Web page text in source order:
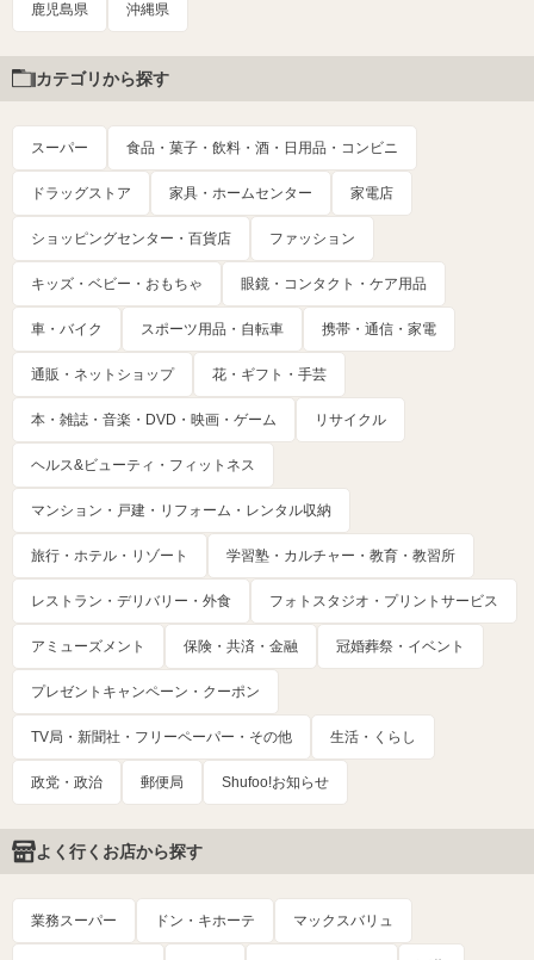
鹿児島県 沖縄県
カテゴリから探す
スーパー 食品・菓子・飲料・酒・日用品・コンビニ
ドラッグストア 家具・ホームセンター 家電店
ショッピングセンター・百貨店 ファッション
キッズ・ベビー・おもちゃ 眼鏡・コンタクト・ケア用品
車・バイク スポーツ用品・自転車 携帯・通信・家電
通販・ネットショップ 花・ギフト・手芸
本・雑誌・音楽・DVD・映画・ゲーム リサイクル
ヘルス&ビューティ・フィットネス
マンション・戸建・リフォーム・レンタル収納
旅行・ホテル・リゾート 学習塾・カルチャー・教育・教習所
レストラン・デリバリー・外食 フォトスタジオ・プリントサービス
アミューズメント 保険・共済・金融 冠婚葬祭・イベント
プレゼントキャンペーン・クーポン
TV局・新聞社・フリーペーパー・その他 生活・くらし
政党・政治 郵便局 Shufoo!お知らせ
よく行くお店から探す
業務スーパー ドン・キホーテ マックスバリュ